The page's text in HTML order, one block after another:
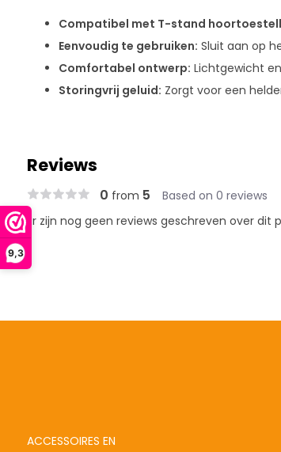
9,3
Compatibel met T-stand
Eenvoudig te gebruiken: Sluit aan op
Comfortabel ontwerp: Lichtgewicht
Storingvrij geluid: Zorgt voor een
Reviews
0 from 5 Based on 0 reviews
Er zijn nog geen reviews geschreven over dit
ACCESSOIRES EN